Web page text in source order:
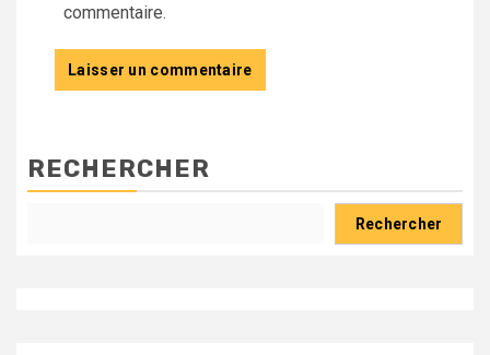
commentaire.
RECHERCHER
Rechercher